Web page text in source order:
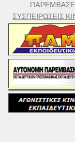
ΣΥΣΠΕΙΡΩΣΕΙΣ